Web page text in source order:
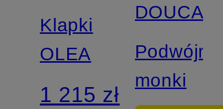
Klapki
OLEA
1 215 zł
Podwójne
monki